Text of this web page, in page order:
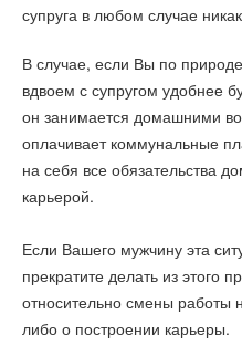
супруга в любом случае
В случае, если Вы по
вдвоем с супругом удобнее
он занимается домашними
оплачивает коммунальные
на себя все обязательства
карьерой.
Если Вашего мужчину эта
прекратите делать из этого
относительно смены работы
либо о построении карьеры.